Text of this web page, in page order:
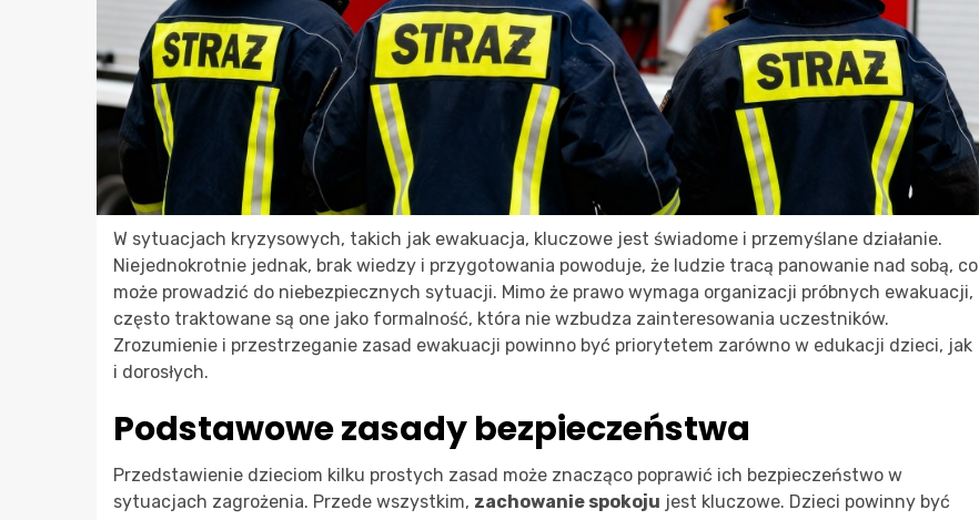
W sytuacjach kryzysowych, takich jak ewakuacja, kluczowe jest świadome i przemyślane działanie.
Niejednokrotnie jednak, brak wiedzy i przygotowania powoduje, że ludzie tracą panowanie nad sobą, co
może prowadzić do niebezpiecznych sytuacji. Mimo że prawo wymaga organizacji próbnych ewakuacji,
często traktowane są one jako formalność, która nie wzbudza zainteresowania uczestników.
Zrozumienie i przestrzeganie zasad ewakuacji powinno być priorytetem zarówno w edukacji dzieci, jak
i dorosłych.
Podstawowe zasady bezpieczeństwa
Przedstawienie dzieciom kilku prostych zasad może znacząco poprawić ich bezpieczeństwo w
sytuacjach zagrożenia. Przede wszystkim, zachowanie spokoju jest kluczowe. Dzieci powinny być